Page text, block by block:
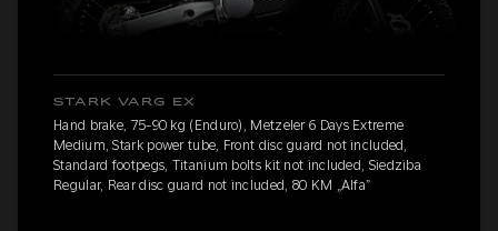
STARK VARG EX
Hand brake, 75-90 kg (Enduro), Metzeler 6 Days Extreme
Medium, Stark power tube, Front disc guard not included,
Standard footpegs, Titanium bolts kit not included, Siedziba
Regular, Rear disc guard not included, 80 KM „Alfa”